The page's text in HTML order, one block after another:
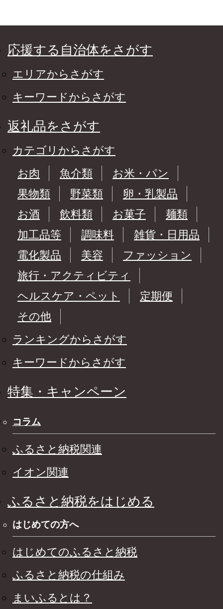
応援する自治体をさがす
エリアからさがす
キーワードからさがす
返礼品をさがす
カテゴリからさがす
お肉
魚介類
お米・パン
果物類
野菜類
卵・乳製品
お酒
飲料類 お菓子
麺類
加工品等
調味料
雑貨・日用品
電化製品
美容
ファッション
旅行・アクティビティ
ヘルスケア・ペット
定期便
その他
ランキングからさがす
キーワードからさがす
特集・キャンペーン
コラム
ふるさと納税関連
イオン関連
ふるさと納税をはじめる
はじめての方へ
はじめてのふるさと納税
ふるさと納税の仕組み
まいふるとは？